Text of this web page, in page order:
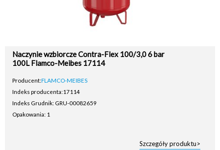
Naczynie wzbiorcze Contra-Flex 100/3,0 6 bar
100L Flamco-Meibes 17114
Producent:FLAMCO-MEIBES
Indeks producenta:17114
Indeks Grudnik: GRU-00082659
Opakowania: 1
Szczegóły produktu>